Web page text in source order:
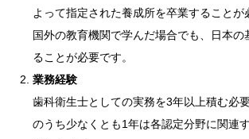
よって指定された養成所を卒業することが
国外の教育機関で学んだ場合でも、日本の
ることが必要です。
業務経験
歯科衛生士としての実務を3年以上積む必
のうち少なくとも1年は各認定分野に関連